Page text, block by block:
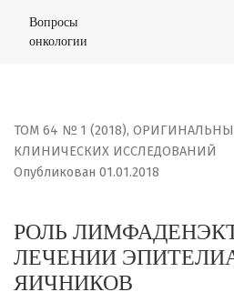
РОЛЬ ЛИМФАДЕНЭКТОМИИ В
Вопросы
онкологии
ТОМ 64 № 1 (2018),
КЛИНИЧЕСКИХ ИССЛЕДОВАНИЙ
РОЛЬ
ЛЕЧЕНИИ
ЯИЧНИКОВ
Опубликован 01.01.2018